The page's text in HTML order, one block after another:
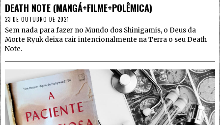
DEATH NOTE (MANGÁ+FILME+POLÊMICA)
23 DE OUTUBRO DE 2021
Sem nada para fazer no Mundo dos Shinigamis, o Deus da
Morte Ryuk deixa cair intencionalmente na Terra o seu Death
Note.